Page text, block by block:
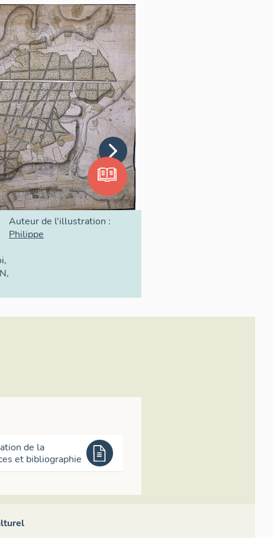
Bercy. Draveil, qui totalise 1
en 1936. Des équipements
couvert) sont édifiés autour
mondiale, le plan directeur (n°
pour les communes de
immobiliers devant
ces zones d'habitations
(inférieurs à 900 logements)
communal : Villiers,
totalisent 2 700
la population de Draveil
duquel elle se stabilise
sur-Orge et Vigneux-sur-
aux Cerises occupe 160 ha
eau), dont l a plus grande
Auteur de l'illustration :
Philippe
de la
et bibliographie